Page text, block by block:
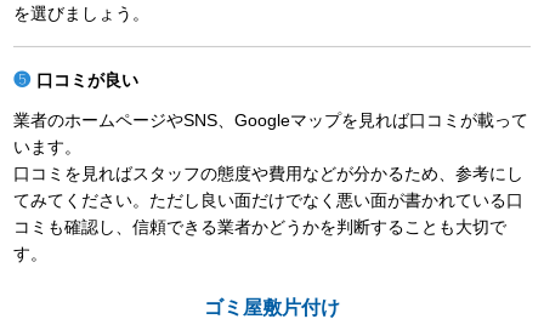
を選びましょう。
口コミが良い
業者のホームページやSNS、Googleマップを見れば口コミが載って
います。
口コミを見ればスタッフの態度や費用などが分かるため、参考にし
てみてください。ただし良い面だけでなく悪い面が書かれている口
コミも確認し、信頼できる業者かどうかを判断することも大切で
す。
ゴミ屋敷片付け